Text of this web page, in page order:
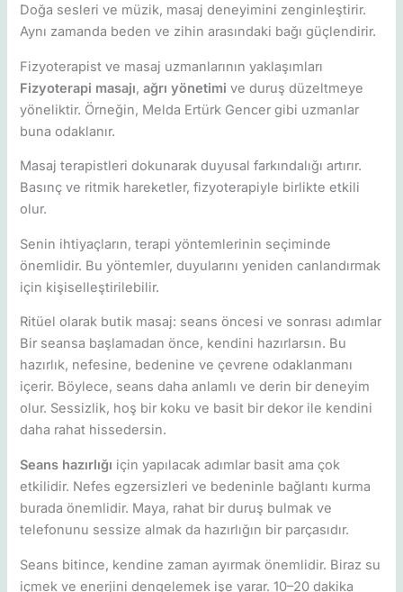
Doğa sesleri ve müzik, masaj deneyimini zenginleştirir.
Aynı zamanda beden ve zihin arasındaki bağı güçlendirir.
Fizyoterapist ve masaj uzmanlarının yaklaşımları
Fizyoterapi masajı,ağrı yönetimi ve duruş düzeltmeye
yöneliktir. Örneğin, Melda Ertürk Gencer gibi uzmanlar
buna odaklanır.
Masaj terapistleri dokunarak duyusal farkındalığı artırır.
Basınç ve ritmik hareketler, fizyoterapiyle birlikte etkili
olur.
Senin ihtiyaçların, terapi yöntemlerinin seçiminde
önemlidir. Bu yöntemler, duyularını yeniden canlandırmak
için kişiselleştirilebilir.
Ritüel olarak butik masaj: seans öncesi ve sonrası adımlar
Bir seansa başlamadan önce, kendini hazırlarsın. Bu
hazırlık, nefesine, bedenine ve çevrene odaklanmanı
içerir. Böylece, seans daha anlamlı ve derin bir deneyim
olur. Sessizlik, hoş bir koku ve basit bir dekor ile kendini
daha rahat hissedersin.
Seans hazırlığı için yapılacak adımlar basit ama çok
etkilidir. Nefes egzersizleri ve bedeninle bağlantı kurma
burada önemlidir. Maya, rahat bir duruş bulmak ve
telefonunu sessize almak da hazırlığın bir parçasıdır.
Seans bitince, kendine zaman ayırmak önemlidir. Biraz su
içmek ve enerjini dengelemek işe yarar. 10–20 dakika